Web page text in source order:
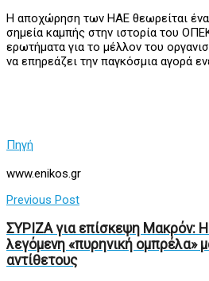
Η αποχώρηση των ΗΑΕ θεωρείται ένα
σημεία καμπής στην ιστορία του
ερωτήματα για το μέλλον του
να επηρεάζει την παγκόσμια αγορά
Πηγή
www.enikos.gr
Previous Post
ΣYΡIZΑ για επίσκεψη Μακρόν:
λεγόμενη «πυρηνική ομπρέλα»
αντίθετους